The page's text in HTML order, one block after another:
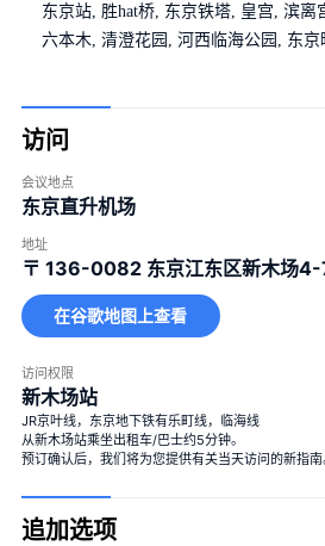
东京站, 胜hat桥, 东京铁塔, 皇宫, 滨离
六本木, 清澄花园, 河西临海公园, 东京
访问
会议地点
东京直升机场
地址
〒 136-0082 东京江东区新木场
在谷歌地图上查看
访问权限
新木场站
JR京叶线，东京地下铁有乐町线，临海线
从新木场站乘坐出租车/巴士约5分钟。
预订确认后，我们将为您提供有关当天访问的新指南
追加选项